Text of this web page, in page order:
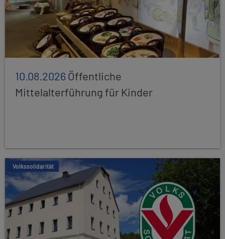
10.08.2026Öffentliche
Mittelalterführung für Kinder
Volkssolidarität